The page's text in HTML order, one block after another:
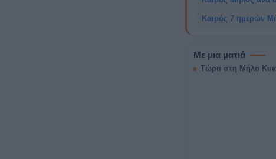
Καιρός 7 ημερών
Με μια ματιά
Τώρα στη Μήλο